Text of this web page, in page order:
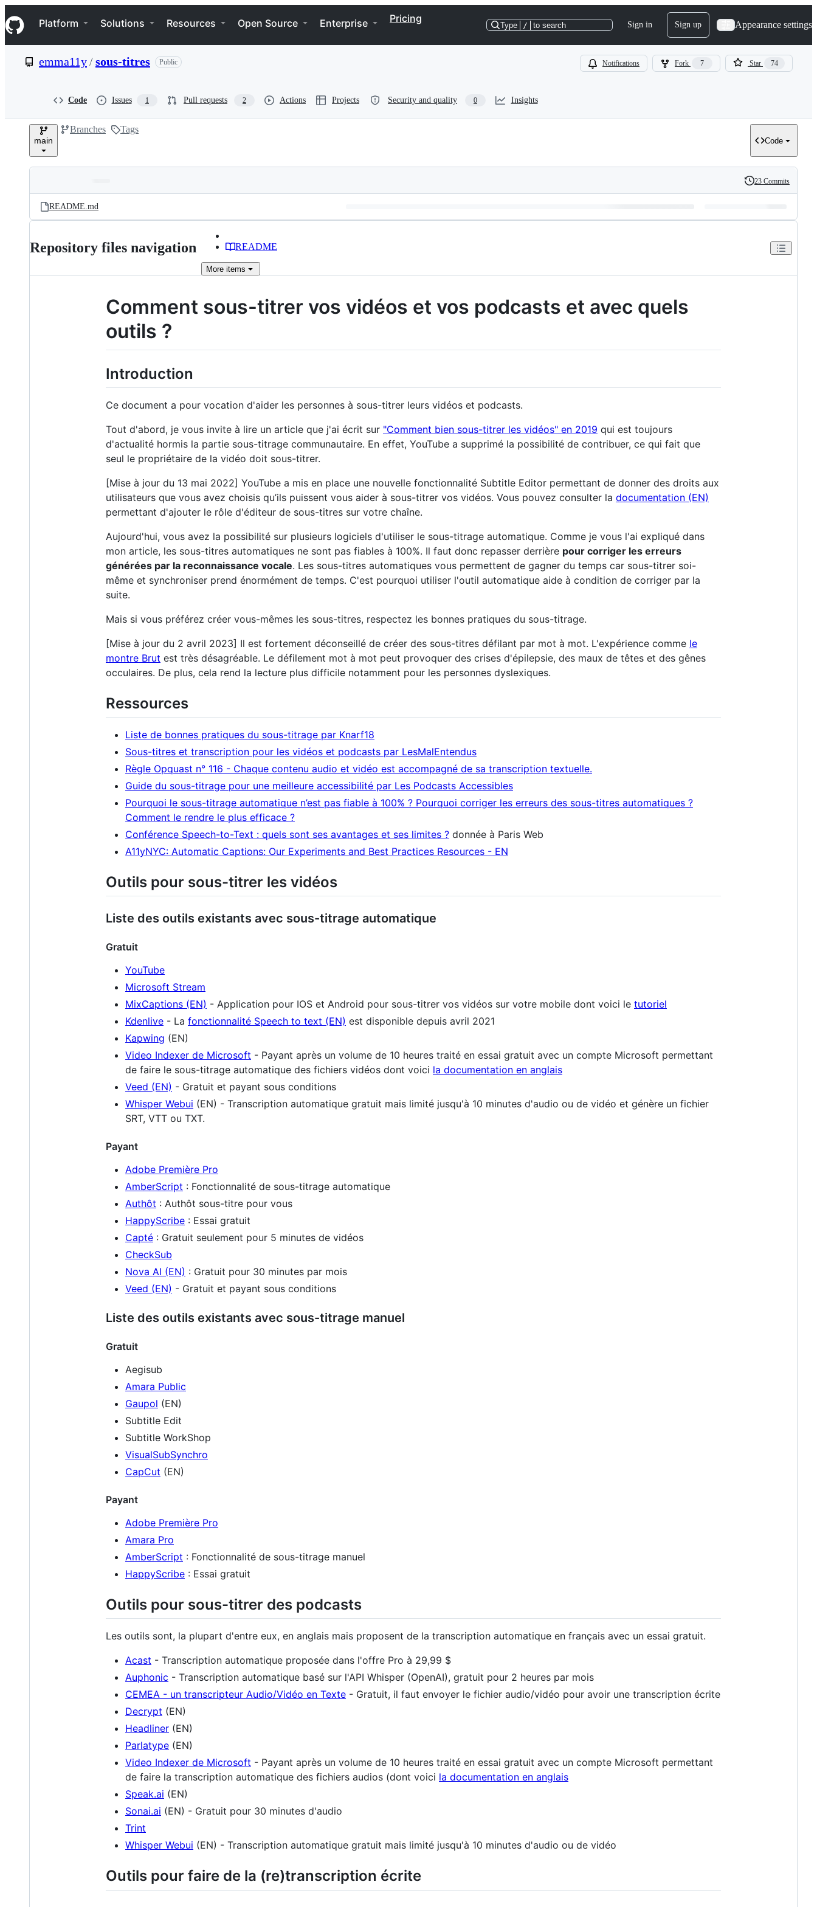
k
i
p
e
Navigation Menu
Platform Solutions Resources Open Source Enterprise Pricing
Type / to search Sign in Sign up Appearance settings
emma11y/sous-titres Public Notifications Fork 7 Star 74
Code Issues 1 Pull requests 2 Actions Projects Security and quality 0 Insights
main
Branches Tags
Code
and
files
Latest
commit
History
23 Commits
README.md
Repository files navigation README
More items
Comment sous-titrer vos vidéos et vos podcasts et avec quels
outils ?
Introduction
Ce document a pour vocation d'aider les personnes à sous-titrer leurs vidéos et podcasts.
Tout d'abord, je vous invite à lire un article que j'ai écrit sur "Comment bien sous-titrer les vidéos" en 2019 qui est toujours
d'actualité hormis la partie sous-titrage communautaire. En effet, YouTube a supprimé la possibilité de contribuer, ce qui fait que
seul le propriétaire de la vidéo doit sous-titrer.
[Mise à jour du 13 mai 2022] YouTube a mis en place une nouvelle fonctionnalité Subtitle Editor permettant de donner des droits aux
utilisateurs que vous avez choisis qu’ils puissent vous aider à sous-titrer vos vidéos. Vous pouvez consulter la documentation (EN)
permettant d'ajouter le rôle d'éditeur de sous-titres sur votre chaîne.
Aujourd'hui, vous avez la possibilité sur plusieurs logiciels d'utiliser le sous-titrage automatique. Comme je vous l'ai expliqué dans
mon article, les sous-titres automatiques ne sont pas fiables à 100%. Il faut donc repasser derrière pour corriger les erreurs
générées par la reconnaissance vocale. Les sous-titres automatiques vous permettent de gagner du temps car sous-titrer soi-
même et synchroniser prend énormément de temps. C'est pourquoi utiliser l'outil automatique aide à condition de corriger par la
suite.
Mais si vous préférez créer vous-mêmes les sous-titres, respectez les bonnes pratiques du sous-titrage.
[Mise à jour du 2 avril 2023] Il est fortement déconseillé de créer des sous-titres défilant par mot à mot. L'expérience comme le
montre Brut est très désagréable. Le défilement mot à mot peut provoquer des crises d'épilepsie, des maux de têtes et des gênes
occulaires. De plus, cela rend la lecture plus difficile notamment pour les personnes dyslexiques.
Ressources
Liste de bonnes pratiques du sous-titrage par Knarf18
Sous-titres et transcription pour les vidéos et podcasts par LesMalEntendus
Règle Opquast n° 116 - Chaque contenu audio et vidéo est accompagné de sa transcription textuelle.
Guide du sous-titrage pour une meilleure accessibilité par Les Podcasts Accessibles
Pourquoi le sous-titrage automatique n’est pas fiable à 100% ? Pourquoi corriger les erreurs des sous-titres automatiques ?
Comment le rendre le plus efficace ?
Conférence Speech-to-Text : quels sont ses avantages et ses limites ? donnée à Paris Web
A11yNYC: Automatic Captions: Our Experiments and Best Practices Resources - EN
Outils pour sous-titrer les vidéos
Liste des outils existants avec sous-titrage automatique
Gratuit
YouTube
Microsoft Stream
MixCaptions (EN) - Application pour IOS et Android pour sous-titrer vos vidéos sur votre mobile dont voici le tutoriel
Kdenlive - La fonctionnalité Speech to text (EN) est disponible depuis avril 2021
Kapwing (EN)
Video Indexer de Microsoft - Payant après un volume de 10 heures traité en essai gratuit avec un compte Microsoft permettant
de faire le sous-titrage automatique des fichiers vidéos dont voici la documentation en anglais
Veed (EN) - Gratuit et payant sous conditions
Whisper Webui (EN) - Transcription automatique gratuit mais limité jusqu'à 10 minutes d'audio ou de vidéo et génère un fichier
SRT, VTT ou TXT.
Payant
Adobe Première Pro
AmberScript : Fonctionnalité de sous-titrage automatique
Authôt : Authôt sous-titre pour vous
HappyScribe : Essai gratuit
Capté : Gratuit seulement pour 5 minutes de vidéos
CheckSub
Nova AI (EN) : Gratuit pour 30 minutes par mois
Veed (EN) - Gratuit et payant sous conditions
Liste des outils existants avec sous-titrage manuel
Gratuit
Aegisub
Amara Public
Gaupol (EN)
Subtitle Edit
Subtitle WorkShop
VisualSubSynchro
CapCut (EN)
Payant
Adobe Première Pro
Amara Pro
AmberScript : Fonctionnalité de sous-titrage manuel
HappyScribe : Essai gratuit
Outils pour sous-titrer des podcasts
Les outils sont, la plupart d'entre eux, en anglais mais proposent de la transcription automatique en français avec un essai gratuit.
Acast - Transcription automatique proposée dans l'offre Pro à 29,99 $
Auphonic - Transcription automatique basé sur l'API Whisper (OpenAI), gratuit pour 2 heures par mois
CEMEA - un transcripteur Audio/Vidéo en Texte - Gratuit, il faut envoyer le fichier audio/vidéo pour avoir une transcription écrite
Decrypt (EN)
Headliner (EN)
Parlatype (EN)
Video Indexer de Microsoft - Payant après un volume de 10 heures traité en essai gratuit avec un compte Microsoft permettant
de faire la transcription automatique des fichiers audios (dont voici la documentation en anglais
Speak.ai (EN)
Sonai.ai (EN) - Gratuit pour 30 minutes d'audio
Trint
Whisper Webui (EN) - Transcription automatique gratuit mais limité jusqu'à 10 minutes d'audio ou de vidéo
Outils pour faire de la (re)transcription écrite